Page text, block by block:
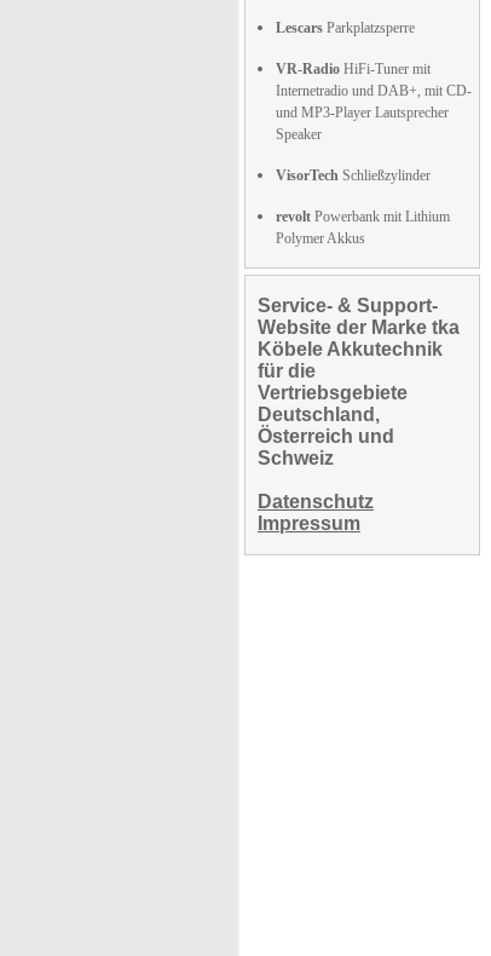
Lescars Parkplatzsperre
VR-Radio HiFi-Tuner mit
Internetradio und DAB+, mit CD-
und MP3-Player Lautsprecher
Speaker
VisorTech Schließzylinder
revolt Powerbank mit Lithium
Polymer Akkus
Service- & Support-
Website der Marke tka
Köbele Akkutechnik
für die
Vertriebsgebiete
Deutschland,
Österreich und
Schweiz
Datenschutz
Impressum